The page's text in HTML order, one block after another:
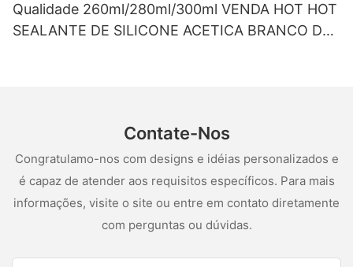
Qualidade 260ml/280ml/300ml VENDA HOT HOT
SEALANTE DE SILICONE ACETICA BRANCO DE
Contate-Nos
Congratulamo-nos com designs e idéias personalizados e
é capaz de atender aos requisitos específicos. Para mais
informações, visite o site ou entre em contato diretamente
com perguntas ou dúvidas.